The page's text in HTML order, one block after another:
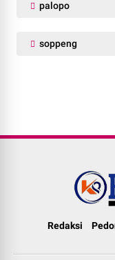
palopo
soppeng
Redaksi